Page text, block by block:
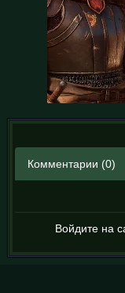
Комментарии (0)
Войдите на